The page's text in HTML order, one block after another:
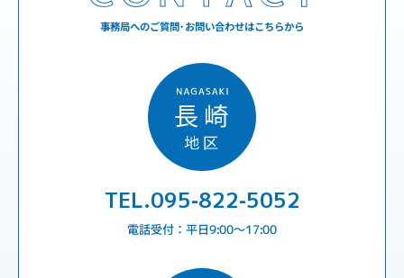
事務局へのご質問･お問い合わせはこちらから
TEL.095-822-5052
電話受付：平日9:00〜17:00